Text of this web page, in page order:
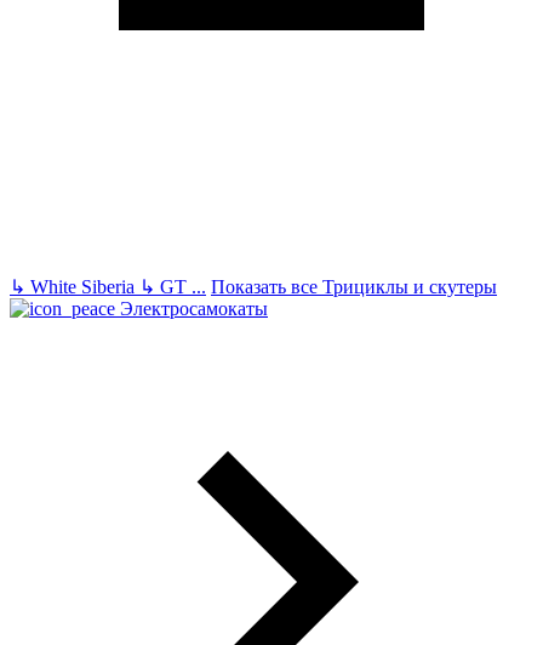
↳ White Siberia ↳ GT ... Показать все Трициклы и скутеры
Электросамокаты